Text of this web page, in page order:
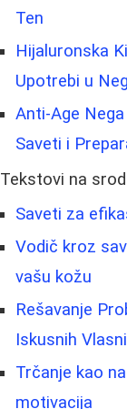
Ten
Hijaluronska
Upotrebi u
Anti-Age
Saveti i
Tekstovi na
Saveti za
Vodič kroz
vašu kožu
Rešavanje
Iskusnih
Trčanje kao
motivacija